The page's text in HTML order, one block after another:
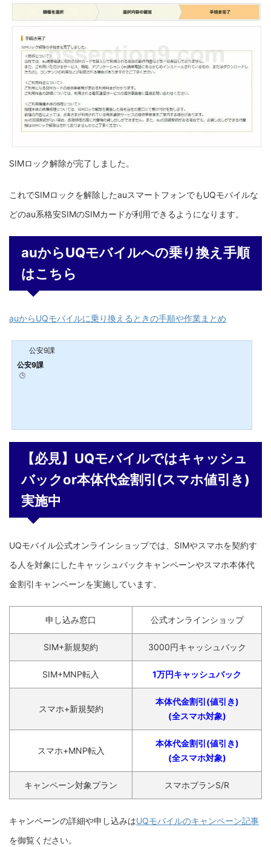
SIMロック解除が完了しました。
これでSIMロックを解除したauスマートフォンでもUQモバイルな
どのau系格安SIMのSIMカードが利用できるようになります。
auからUQモバイルへの乗り換え手順
はこちら
auからUQモバイルに乗り換えるときの手順や作業まとめ
公安9課
公安9課
🕒️
【必見】UQモバイルではキャッシュ
バックor本体代金割引(スマホ値引き)
実施中
UQモバイル公式オンラインショップでは、SIMやスマホを契約す
る人を対象にしたキャッシュバックキャンペーンやスマホ本体代
金割引キャンペーンを実施しています。
申し込み窓口 公式オンラインショップ
SIM+新規契約 3000円キャッシュバック
SIM+MNP転入 1万円キャッシュバック
スマホ+新規契約
本体代金割引(値引き)
(全スマホ対象)
スマホ+MNP転入
本体代金割引(値引き)
(全スマホ対象)
キャンペーン対象プラン スマホプランS/R
キャンペーンの詳細や申し込みはUQモバイルのキャンペーン記事
を御覧ください。